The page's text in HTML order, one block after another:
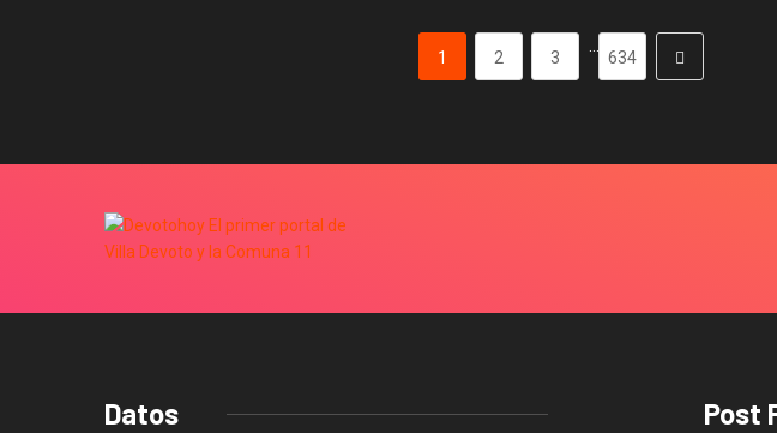
1 2 3
…
634
Datos Post